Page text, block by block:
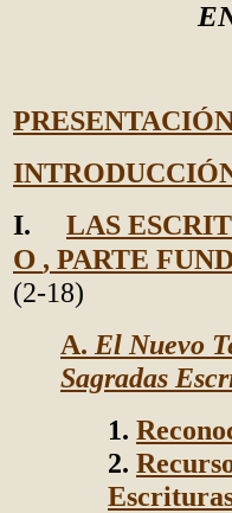
I. LAS
O , PARTE
(2-18)
A. El Nuevo
Sagradas
1.
2.